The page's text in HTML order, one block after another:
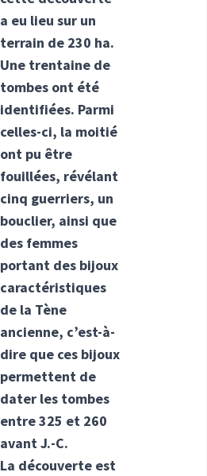
a eu lieu sur un
terrain de 230 ha.
Une trentaine de
tombes ont été
identifiées. Parmi
celles-ci, la moitié
ont pu être
fouillées, révélant
cinq guerriers, un
bouclier, ainsi que
des femmes
portant des bijoux
caractéristiques
de la Tène
ancienne, c’est-à-
dire que ces bijoux
permettent de
dater les tombes
entre 325 et 260
avant J.-C.
La découverte est